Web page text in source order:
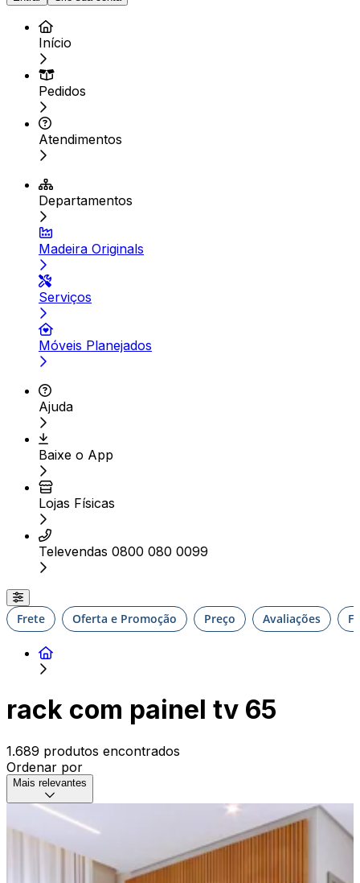
Início
Pedidos
Atendimentos
Departamentos
Madeira Originals
Serviços
Móveis Planejados
Ajuda
Baixe o App
Lojas Físicas
Televendas 0800 080 0099
Frete Oferta e Promoção Preço Avaliações
rack com painel tv 65
1.689 produtos encontrados
Ordenar por
Mais relevantes